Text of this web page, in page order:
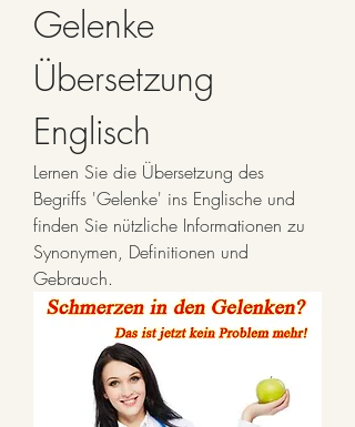
Gelenke
Übersetzung
Englisch
Lernen Sie die Übersetzung des
Begriffs 'Gelenke' ins Englische und
finden Sie nützliche Informationen zu
Synonymen, Definitionen und
Gebrauch.